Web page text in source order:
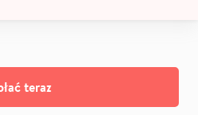
teraz